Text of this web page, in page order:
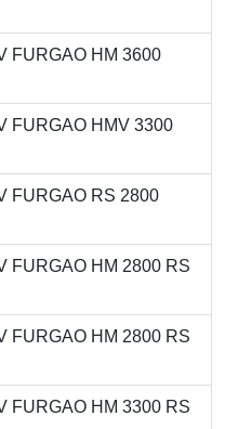
FURGAO HM 3600
FURGAO HMV 3300
FURGAO RS 2800
FURGAO HM 2800 RS
FURGAO HM 2800 RS
FURGAO HM 3300 RS